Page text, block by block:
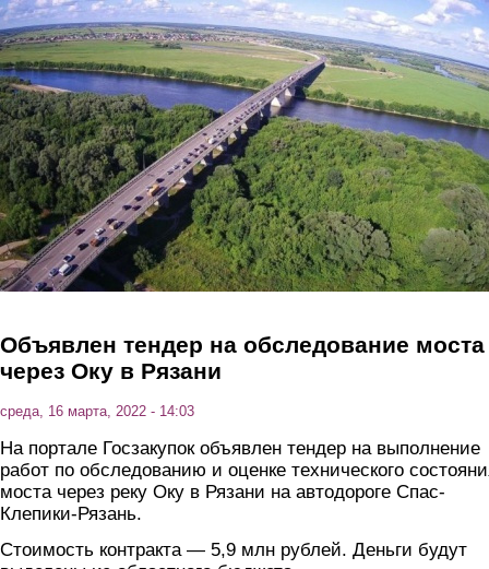
Перейти к основному содержанию
Объявлен тендер на обследование моста
через Оку в Рязани
среда, 16 марта, 2022 - 14:03
На портале Госзакупок объявлен тендер на выполнение
работ по обследованию и оценке технического
моста через реку Оку в Рязани на автодороге Спас-
Клепики-Рязань.
Стоимость контракта — 5,9 млн рублей. Деньги будут